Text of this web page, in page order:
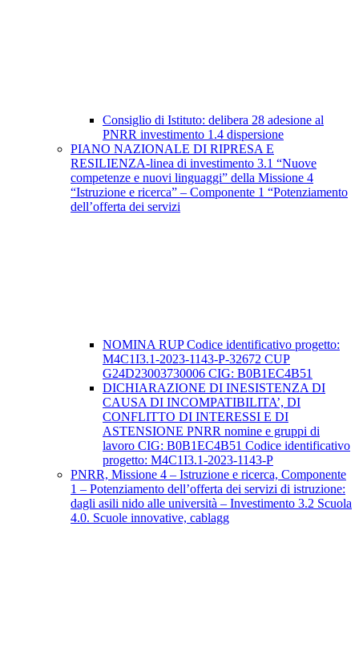
Consiglio di Istituto: delibera 28 adesione al
PNRR investimento 1.4 dispersione
PIANO NAZIONALE DI RIPRESA E
RESILIENZA-linea di investimento 3.1 “Nuove
competenze e nuovi linguaggi” della Missione 4
“Istruzione e ricerca” – Componente 1 “Potenziamento
dell’offerta dei servizi
NOMINA RUP Codice identificativo progetto:
M4C1I3.1-2023-1143-P-32672 CUP
G24D23003730006 CIG: B0B1EC4B51
DICHIARAZIONE DI INESISTENZA DI
CAUSA DI INCOMPATIBILITA’, DI
CONFLITTO DI INTERESSI E DI
ASTENSIONE PNRR nomine e gruppi di
lavoro CIG: B0B1EC4B51 Codice identificativo
progetto: M4C1I3.1-2023-1143-P
PNRR, Missione 4 – Istruzione e ricerca, Componente
1 – Potenziamento dell’offerta dei servizi di istruzione:
dagli asili nido alle università – Investimento 3.2 Scuola
4.0. Scuole innovative, cablagg